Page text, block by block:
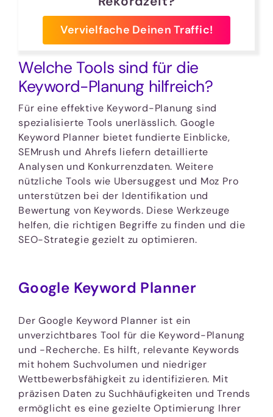
Vervielfache Deinen Traffic!
Welche Tools sind für die
Keyword-Planung hilfreich?
Für eine effektive Keyword-Planung sind
spezialisierte Tools unerlässlich. Google
Keyword Planner bietet fundierte Einblicke,
SEMrush und Ahrefs liefern detaillierte
Analysen und Konkurrenzdaten. Weitere
nützliche Tools wie Ubersuggest und Moz Pro
unterstützen bei der Identifikation und
Bewertung von Keywords. Diese Werkzeuge
helfen, die richtigen Begriffe zu finden und die
SEO-Strategie gezielt zu optimieren.
Google Keyword Planner
Der Google Keyword Planner ist ein
unverzichtbares Tool für die Keyword-Planung
und -Recherche. Es hilft, relevante Keywords
mit hohem Suchvolumen und niedriger
Wettbewerbsfähigkeit zu identifizieren. Mit
präzisen Daten zu Suchhäufigkeiten und Trends
ermöglicht es eine gezielte Optimierung Ihrer